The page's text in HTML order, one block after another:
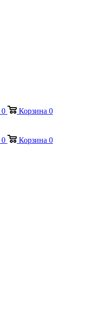
0 Корзина 0
0 Корзина 0